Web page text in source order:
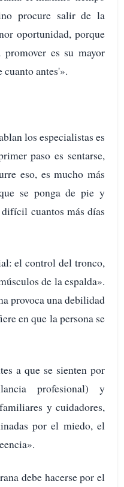
procure salir de la
oportunidad, porque
es su mayor
antes'».
los especialistas es
paso es sentarse,
eso, es mucho más
se ponga de pie y
cuantos más días
el control del tronco,
de la espalda».
provoca una debilidad
en que la persona se
a que se sienten por
profesional) y
y cuidadores,
por el miedo, el
debe hacerse por el